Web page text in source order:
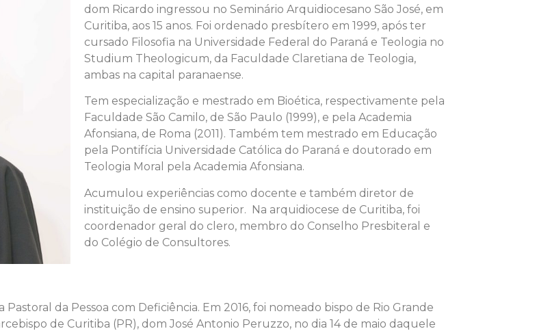
dom Ricardo ingressou no Seminário Arquidiocesano São José, em
Curitiba, aos 15 anos. Foi ordenado presbítero em 1999, após ter
cursado Filosofia na Universidade Federal do Paraná e Teologia no
Studium Theologicum, da Faculdade Claretiana de Teologia,
ambas na capital paranaense.
Tem especialização e mestrado em Bioética, respectivamente pela
Faculdade São Camilo, de São Paulo (1999), e pela Academia
Afonsiana, de Roma (2011). Também tem mestrado em Educação
pela Pontifícia Universidade Católica do Paraná e doutorado em
Teologia Moral pela Academia Afonsiana.
Acumulou experiências como docente e também diretor de
instituição de ensino superior. Na arquidiocese de Curitiba, foi
coordenador geral do clero, membro do Conselho Presbiteral e
do Colégio de Consultores.
da Pessoa com Deficiência. Em 2016, foi nomeado bispo de Rio Grande
de Curitiba (PR), dom José Antonio Peruzzo, no dia 14 de maio daquele